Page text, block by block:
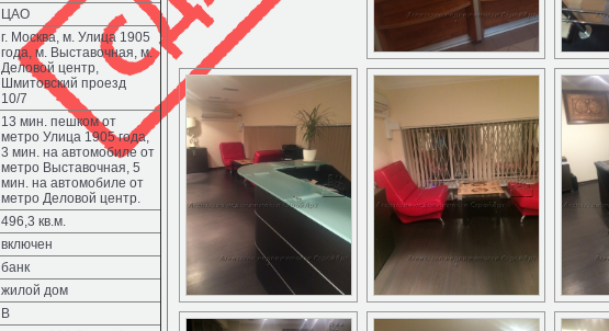
ЦАО
г. Москва, м. Улица 1905
года, м. Выставочная, м.
Деловой центр,
Шмитовский проезд
10/7
13 мин. пешком от
метро Улица 1905 года,
3 мин. на автомобиле от
метро Выставочная, 5
мин. на автомобиле от
метро Деловой центр.
496,3 кв.м.
включен
банк
жилой дом
В